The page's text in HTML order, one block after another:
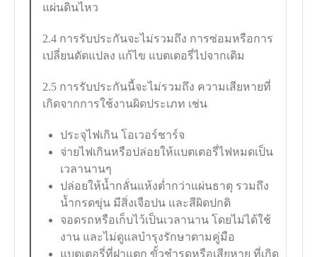
แผ่นดินไหว
2.4 การรับประกันจะไม่รวมถึง การซ่อมหรือการ
เปลี่ยนดัดแปลง แก้ไข แบตเตอรี่ไปจากเดิม
2.5 การรับประกันนี้จะไม่รวมถึง ความเสียหายที่
เกิดจากการใช้งานผิดประเภท เช่น
ประจุไฟเกิน โอเวอร์ชาร์จ
จ่ายไฟเกินหรือปล่อยให้แบตเตอรี่ไฟหมดเป็น
เวลานานๆ
ปล่อยให้น้ำกลั่นแห้งต่ำกว่าแผ่นธาตุ รวมถึง
น้ำกรดขุ่น มีสิ่งเจือปน และสีผิดปกติ
จอดรถหรือเก็บไว้เป็นเวลานาน โดยไม่ได้ใช้
งาน และไม่ดูแลบำรุงรักษาตามคู่มือ
แบตเตอรี่ที่ฝาแตก ขั้วชำรุดหรือเสียหาย ที่เกิด